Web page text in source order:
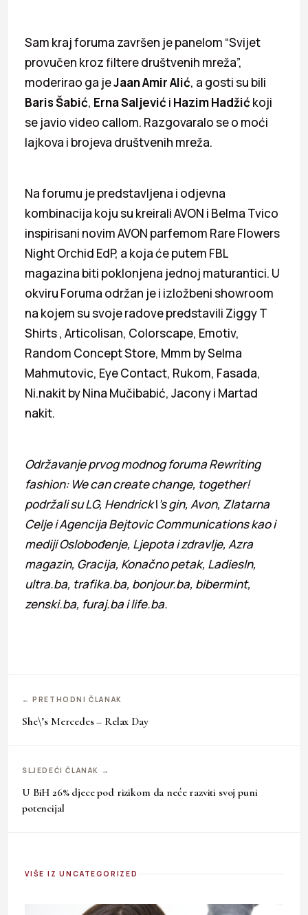
Sam kraj foruma završen je panelom “Svijet
provučen kroz filtere društvenih mreža”,
moderirao ga jeJaan Amir Alić, a gosti su bili
Baris Šabić, Erna Saljević i Hazim Hadžić koji
se javio video callom. Razgovaralo se o moći
lajkova i brojeva društvenih mreža.
Na forumu je predstavljena i odjevna
kombinacija koju su kreirali AVON i Belma Tvico
inspirisani novim AVON parfemom Rare Flowers
Night Orchid EdP, a koja će putem FBL
magazina biti poklonjena jednoj maturantici. U
okviru Foruma održan je i izložbeni showroom
na kojem su svoje radove predstavili Ziggy T
Shirts , Articolisan, Colorscape, Emotiv,
Random Concept Store, Mmm by Selma
Mahmutovic, Eye Contact, Rukom, Fasada,
Ni.nakit by Nina Mučibabić, Jacony i Martad
nakit.
Održavanje prvog modnog foruma Rewriting
fashion: We can create change, together!
podržali su LG, Hendrick\’s gin, Avon, Zlatarna
Celje i Agencija Bejtovic Communications kao i
mediji Oslobođenje, Ljepota i zdravlje, Azra
magazin, Gracija, Konačno petak, LadiesIn,
ultra.ba, trafika.ba, bonjour.ba, bibermint,
zenski.ba, furaj.ba i life.ba.
← PRETHODNI ČLANAK
She\’s Mercedes – Relax Day
SLJEDEĆI ČLANAK →
U BiH 26% djece pod rizikom da neće razviti svoj puni
potencijal
VIŠE IZ UNCATEGORIZED